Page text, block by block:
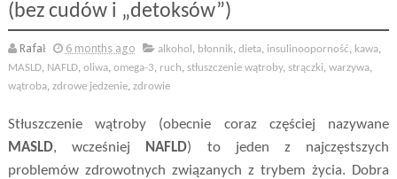
(bez cudów i „detoksów”)
Rafał 6 months ago alkohol , błonnik, dieta, insulinooporność, kawa,
MASLD, NAFLD, oliwa, omega-3, ruch, stłuszczenie wątroby, strączki, warzywa,
wątroba, zdrowe jedzenie, zdrowie
Stłuszczenie wątroby (obecnie coraz częściej nazywane
MASLD, wcześniej NAFLD) to jeden z najczęstszych
problemów zdrowotnych związanych z trybem życia. Dobra